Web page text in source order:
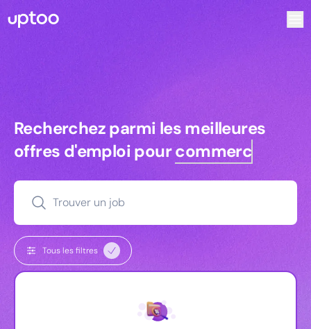
Recherchez parmi les meilleures
Recherchez parmi les meilleures
offres d'emploi pourcommerciaux
Trouver un job
Tous les filtres